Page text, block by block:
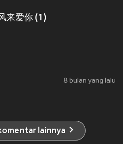
来爱你 (1)
8 bulan yang lalu
lainnya